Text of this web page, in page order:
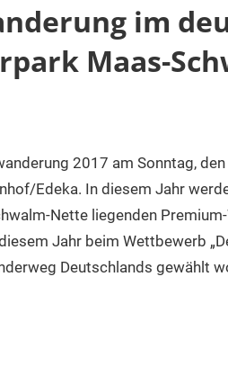
im
Maas-
2017 am Sonntag,
Edeka. In diesem Jahr
Nette liegenden
Jahr beim Wettbewerb
Deutschlands gewählt